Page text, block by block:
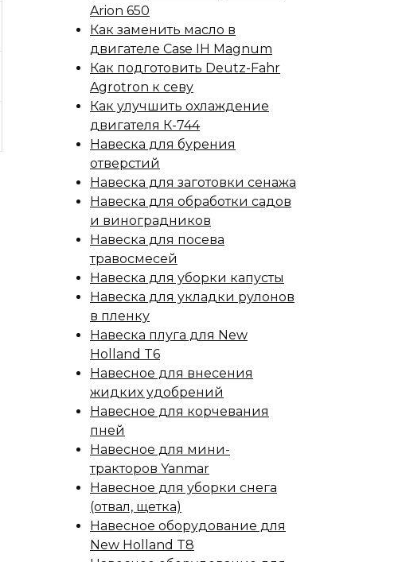
Arion 650
Как заменить масло в
двигателе Case IH Magnum
Как подготовить Deutz-Fahr
Agrotron к севу
Как улучшить охлаждение
двигателя К-744
Навеска для бурения
отверстий
Навеска для заготовки сенажа
Навеска для обработки садов
и виноградников
Навеска для посева
травосмесей
Навеска для уборки капусты
Навеска для укладки рулонов
в пленку
Навеска плуга для New
Holland T6
Навесное для внесения
жидких удобрений
Навесное для корчевания
пней
Навесное для мини-
тракторов Yanmar
Навесное для уборки снега
(отвал, щетка)
Навесное оборудование для
New Holland T8